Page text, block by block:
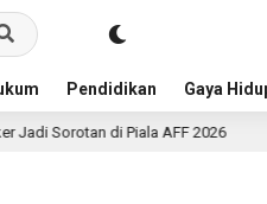
Pendidikan Gaya
AFF 2026 14 jam lalu